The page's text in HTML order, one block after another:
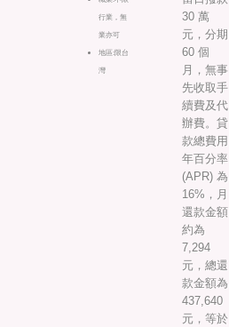
行業，無
業亦可
地區:限台
灣
30 萬
元，分期
60 個
月，無事
先收取手
續費及代
辦費。貸
款總費用
年百分率
(APR) 為
16%，月
還款金額
約為
7,294
元，總還
款金額為
437,640
元，等於